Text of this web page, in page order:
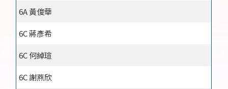
6A 黃俊華
6C 蔣彥希
6C 何綽瑄
6C 謝燕欣